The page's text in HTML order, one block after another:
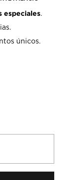
especiales.
únicos.